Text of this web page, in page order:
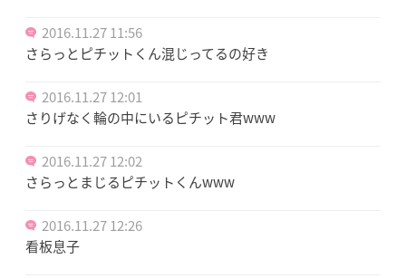
2016.11.27 11:56
さらっとピチットくん混じってるの好き
2016.11.27 12:01
さりげなく輪の中にいるピチット君www
2016.11.27 12:02
さらっとまじるピチットくんwww
2016.11.27 12:26
看板息子